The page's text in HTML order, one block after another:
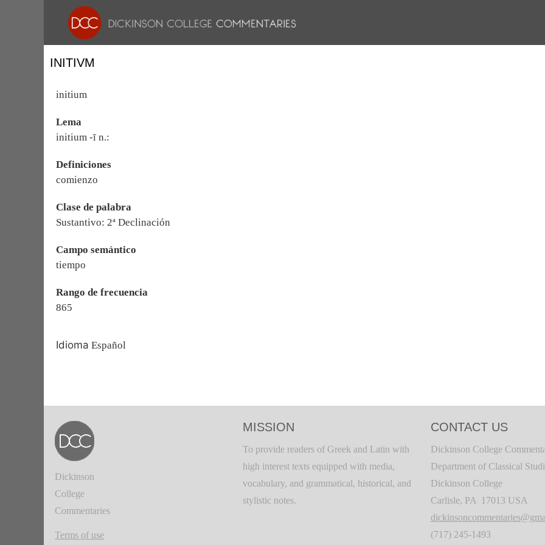
INITIVM
initium
Lema
initium -ī n.:
Definiciones
comienzo
Clase de palabra
Sustantivo: 2ª Declinación
Campo semántico
tiempo
Rango de frecuencia
865
Idioma Español
Dickinson
College
Commentaries
Terms of use
MISSION
To provide readers of Greek and Latin with
high interest texts equipped with media,
vocabulary, and grammatical, historical, and
stylistic notes.
CONTACT US
Dickinson College
Department of Classical
Dickinson College
Carlisle, PA 17013 USA
(717) 245-1493